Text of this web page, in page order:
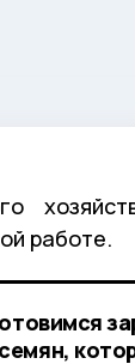
работе.